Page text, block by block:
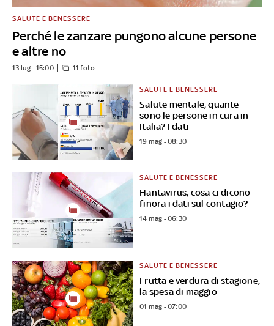
Perché le zanzare pungono alcune persone
e altre no
SALUTE E BENESSERE
13 lug - 15:00 11 foto
Salute mentale, quante
sono le persone in cura in
Italia? I dati
SALUTE E BENESSERE
19 mag - 08:30
Hantavirus, cosa ci dicono
finora i dati sul contagio?
SALUTE E BENESSERE
14 mag - 06:30
Frutta e verdura di stagione,
la spesa di maggio
SALUTE E BENESSERE
01 mag - 07:00